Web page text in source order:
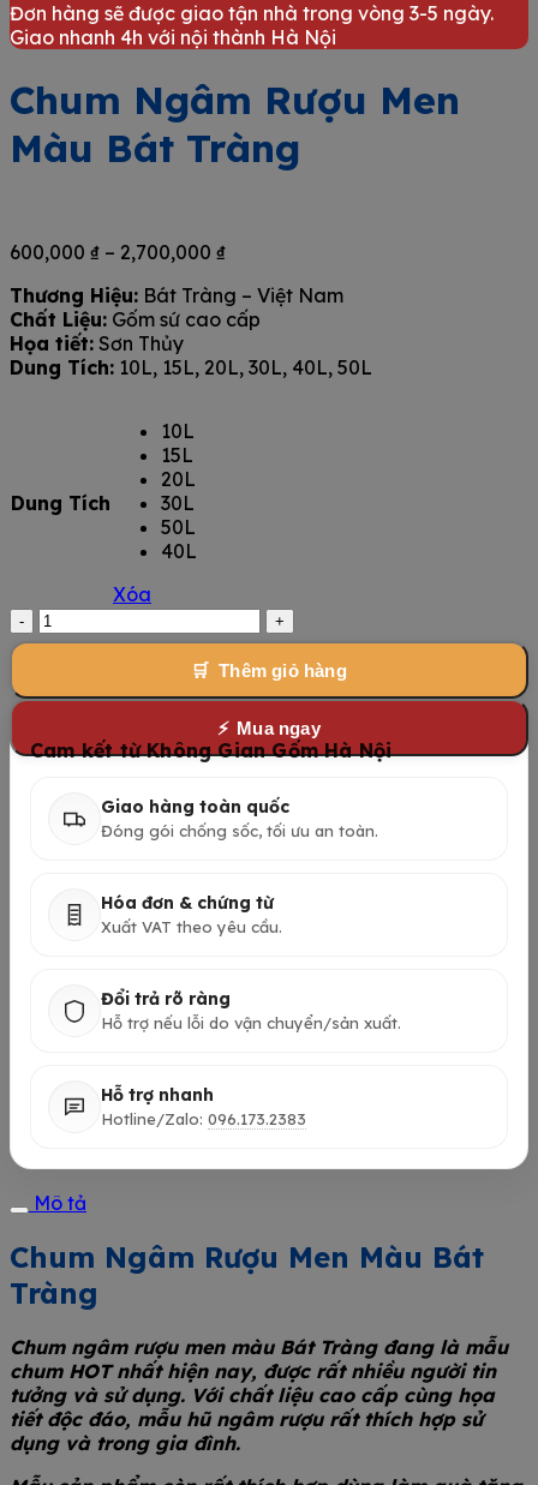
Đơn hàng sẽ được giao tận nhà trong vòng 3-5 ngày.
Giao nhanh 4h với nội thành Hà Nội
Chum Ngâm Rượu Men
Màu Bát Tràng
600,000 ₫ – 2,700,000 ₫Khoảng
từ
600,000 ₫
2,700,000 ₫
Thương Hiệu: Bát Tràng – Việt Nam
Chất Liệu: Gốm sứ cao cấp
Họa tiết: Sơn Thủy
Dung Tích: 10L, 15L, 20L, 30L, 40L, 50L
Dung Tích
10L
15L
20L
30L
50L
40L
Xóa
Chum
Ngâm
Men
Bát
Tràng
lượng
Thêm giỏ hàng
Mua ngay
Cam kết từ Không Gian Gốm Hà Nội
Giao hàng toàn quốc
Đóng gói chống sốc, tối ưu an toàn.
Hóa đơn & chứng từ
Xuất VAT theo yêu cầu.
Đổi trả rõ ràng
Hỗ trợ nếu lỗi do vận chuyển/sản xuất.
Hỗ trợ nhanh
Hotline/Zalo: 096.173.2383
Mô tả
Chum Ngâm Rượu Men Màu Bát
Tràng
Chum ngâm rượu men màu Bát Tràng đang là mẫu
chum HOT nhất hiện nay, được rất nhiều người tin
tưởng và sử dụng. Với chất liệu cao cấp cùng họa
tiết độc đáo, mẫu hũ ngâm rượu rất thích hợp sử
dụng và trong gia đình.